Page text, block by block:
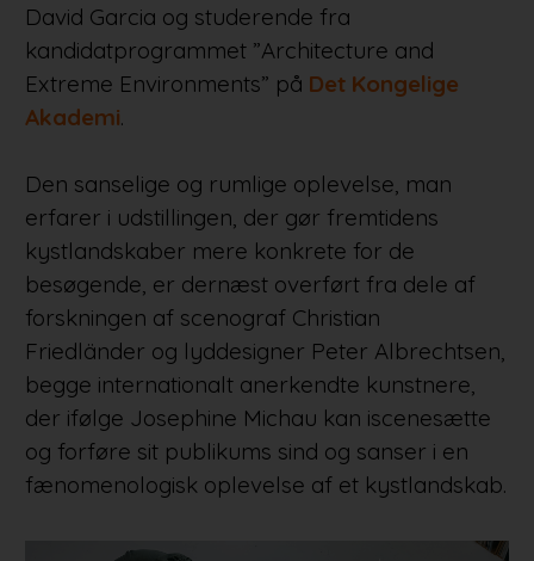
David Garcia og studerende fra
kandidatprogrammet ”Architecture and
Extreme Environments” på Det Kongelige
Akademi.
Den sanselige og rumlige oplevelse, man
erfarer i udstillingen, der gør fremtidens
kystlandskaber mere konkrete for de
besøgende, er dernæst overført fra dele af
forskningen af scenograf Christian
Friedländer og lyddesigner Peter Albrechtsen,
begge internationalt anerkendte kunstnere,
der ifølge Josephine Michau kan iscenesætte
og forføre sit publikums sind og sanser i en
fænomenologisk oplevelse af et kystlandskab.